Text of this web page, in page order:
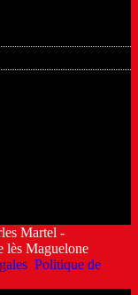
Martel -
lès Maguelone
Politique de